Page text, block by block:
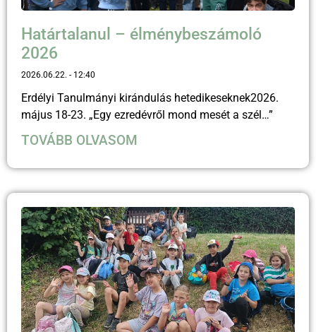
Határtalanul – élménybeszámoló
2026
2026.06.22. 12:40
Erdélyi Tanulmányi kirándulás hetedikeseknek2026.
május 18-23. „Egy ezredévről mond mesét a szél…”
TOVÁBB OLVASOM